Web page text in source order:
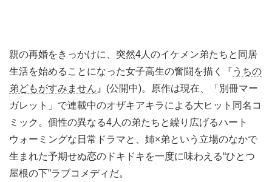
親の再婚をきっかけに、突然4人のイケメン弟たちと同居
生活を始めることになった女子高生の奮闘を描く『 うちの
弟どもがすみません 』(公開中)。原作は現在、「別冊マー
ガレット」で連載中のオザキアキラによる大ヒット同名コ
ミック。個性の異なる4人の弟たちと繰り広げるハート
ウォーミングな日常ドラマと、姉×弟という立場のなかで
生まれた予期せぬ恋のドキドキを一度に味わえる“ひとつ
屋根の下”ラブコメディだ。